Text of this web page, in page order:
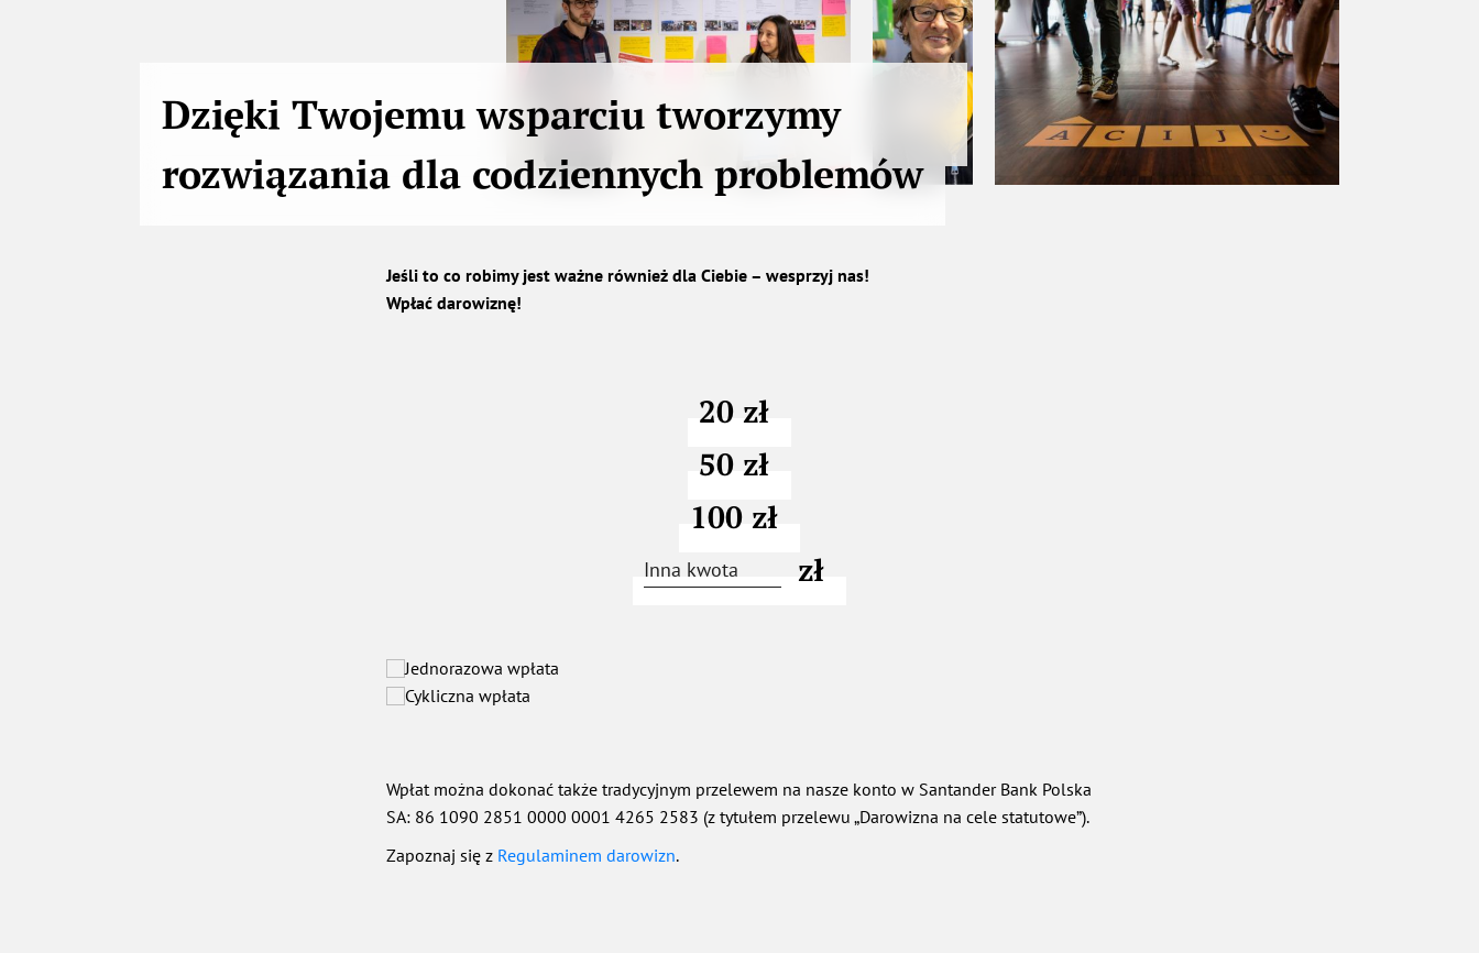
Dzięki Twojemu wsparciu tworzymy
rozwiązania dla codziennych problemów
Jeśli to co robimy jest ważne również dla Ciebie – wesprzyj nas!
Wpłać darowiznę!
20 zł
50 zł
100 zł
zł
Jednorazowa wpłata
Cykliczna wpłata
Wpłat można dokonać także tradycyjnym przelewem na nasze konto w Santander Bank Polska
SA: 86 1090 2851 0000 0001 4265 2583 (z tytułem przelewu „Darowizna na cele statutowe”).
Zapoznaj się z Regulaminem darowizn.